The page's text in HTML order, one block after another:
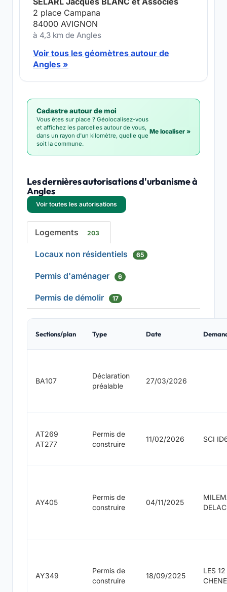
2 place Campana
84000 AVIGNON
à 4,3 km de Angles
Voir tous les géomètres autour de
Angles »
Cadastre autour de moi
Vous êtes sur place ? Géolocalisez-vous
et affichez les parcelles autour de vous,
dans un rayon d'un kilomètre, quelle que
soit la commune.
Me localiser »
Les dernières autorisations d'urbanisme à
Angles
Voir toutes les autorisations
Logements 203
Locaux non résidentiels 65
Permis d'aménager 6
Permis de démolir 17
Sections/plan Type Date
BA107
Déclaration
préalable
27/03/2026
AT269
AT277
Permis de
construire
11/02/2026 SCI
AY405
Permis de
construire
04/11/2025
AY349
Permis de
construire
18/09/2025
LES 12